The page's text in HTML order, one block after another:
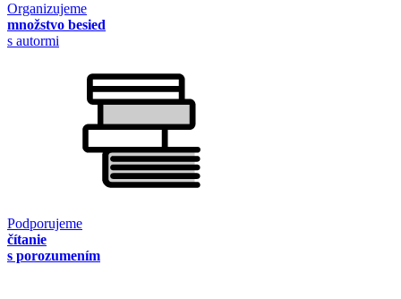
Organizujeme
množstvo besied
s autormi
Podporujeme
čítanie
s porozumením